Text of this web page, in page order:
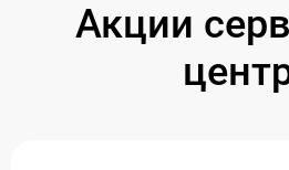
Акции